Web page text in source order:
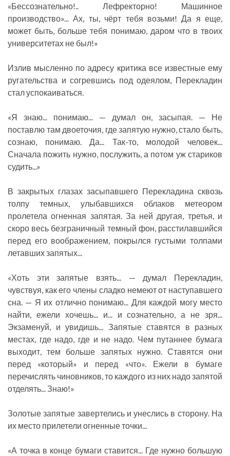
«Бессознательно!.. Лефректорно! Машинное
производство»... Ах, ты, чёрт тебя возьми! Да я еще,
может быть, больше тебя понимаю, даром что в твоих
университетах не был!»
Излив мысленно по адресу критика все известные ему
ругательства и согревшись под одеялом, Перекладин
стал успокаиваться.
«Я знаю... понимаю... — думал он, засыпая. — Не
поставлю там двоеточия, где запятую нужно, стало быть,
сознаю, понимаю. Да... Так-то, молодой человек...
Сначала пожить нужно, послужить, а потом уж стариков
судить...»
В закрытых глазах засыпавшего Перекладина сквозь
толпу темных, улыбавшихся облаков метеором
пролетела огненная запятая. За ней другая, третья, и
скоро весь безграничный темный фон, расстилавшийся
перед его воображением, покрылся густыми толпами
летавших запятых...
«Хоть эти запятые взять... — думал Перекладин,
чувствуя, как его члены сладко немеют от наступавшего
сна. — Я их отлично понимаю... Для каждой могу место
найти, ежели хочешь... и... и сознательно, а не зря...
Экзаменуй, и увидишь... Запятые ставятся в разных
местах, где надо, где и не надо. Чем путаннее бумага
выходит, тем больше запятых нужно. Ставятся они
перед «который» и перед «что». Ежели в бумаге
перечислять чиновников, то каждого из них надо запятой
отделять... Знаю!»
Золотые запятые завертелись и унеслись в сторону. На
их место прилетели огненные точки...
«А точка в конце бумаги ставится... Где нужно большую